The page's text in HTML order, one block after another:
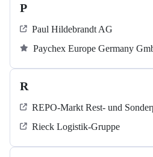
P
Paul Hildebrandt AG
Paychex Europe Germany
R
REPO-Markt Rest- und
Rieck Logistik-Gruppe